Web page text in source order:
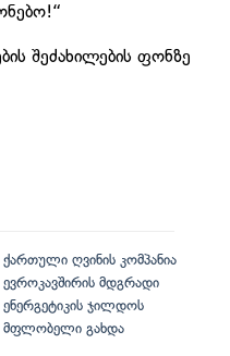
შეძახილების ფონზე
ქართული ღვინის კომპანია
ევროკავშირის მდგრადი
ენერგეტიკის ჯილდოს
მფლობელი გახდა